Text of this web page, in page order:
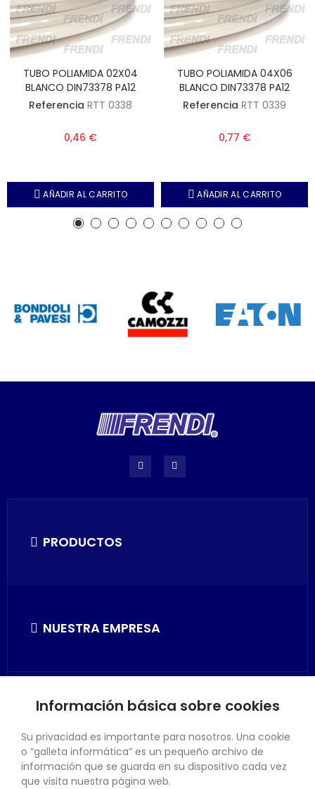
TUBO POLIAMIDA 02X04
BLANCO DIN73378 PA12
Referencia RTT 0338
0,46 €
AÑADIR AL CARRITO
TUBO POLIAMIDA 04X06
BLANCO DIN73378 PA12
Referencia RTT 0339
0,77 €
AÑADIR AL CARRITO
PRODUCTOS
NUESTRA EMPRESA
SU CUENTA
Información básica sobre cookies
Su privacidad es importante para nosotros. Una cookie
o “galleta informática” es un pequeño archivo de
información que se guarda en su dispositivo cada vez
que visita nuestra página web.